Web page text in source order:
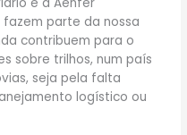
parte da nossa
contribuem para o
sobre trilhos, num país
seja pela falta
logístico ou